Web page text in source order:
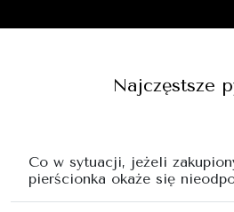
Najczęstsze
Co w sytuacji, jeżeli
pierścionka okaże się